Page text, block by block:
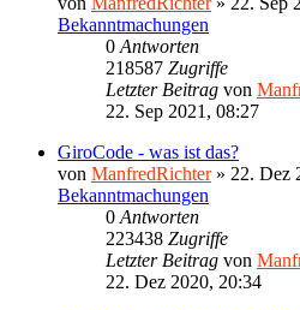
Bekanntmachungen
0 Antworten
218587 Zugriffe
Letzter Beitrag von
22. Sep 2021, 08:27
GiroCode - was ist das?
von ManfredRichter» 22. Dez
Bekanntmachungen
0 Antworten
223438 Zugriffe
Letzter Beitrag von
22. Dez 2020, 20:34